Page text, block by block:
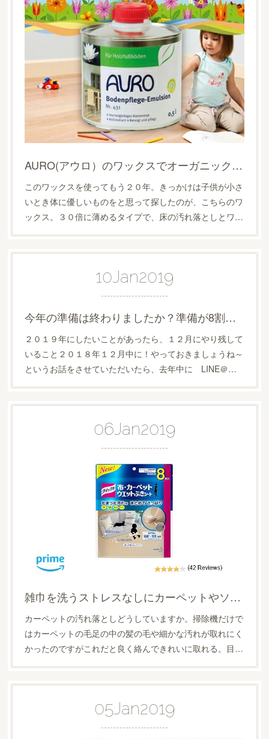
AURO(アウロ）のワックスでオーガニックなきれいの時短ができる
このワックスを使ってもう２０年。きっかけは子供が小さ
いとき体に優しいものをと思って探したのが、こちらのワ
ックス。３０倍に薄めるタイプで、床の汚れ落としとワ…
10Jan2019
今年の準備は終わりましたか？準備が8割！まだまだ間に合う立春まで。
２０１９年にしたいことがあったら、１２月にやり残して
いること２０１８年１２月中に！やっておきましょうね～
というお話をさせていただいたら、去年中に LINE＠…
06Jan2019
雑巾を洗うストレスなしにカーペットやソファーの汚れが取れる優れもの
カーペットの汚れ落としどうしていますか。掃除機だけで
はカーペットの毛足の中の髪の毛や細かな汚れが取れにく
かったのですがこれだと良く絡んできれいに取れる。目…
05Jan2019